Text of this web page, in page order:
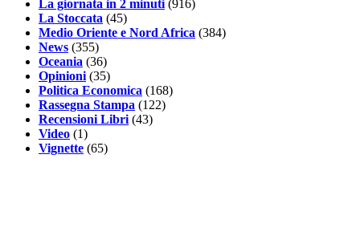
La giornata in 2 minuti (916)
La Stoccata (45)
Medio Oriente e Nord Africa (384)
News (355)
Oceania (36)
Opinioni (35)
Politica Economica (168)
Rassegna Stampa (122)
Recensioni Libri (43)
Video (1)
Vignette (65)